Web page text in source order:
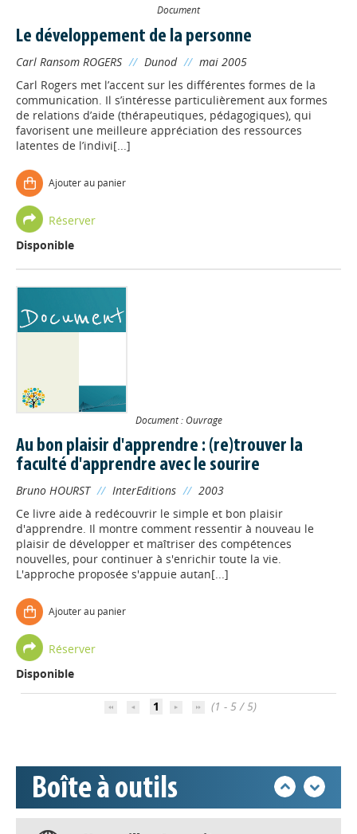
Document
Le développement de la personne
Carl Ransom ROGERS // Dunod // mai 2005
Carl Rogers met l’accent sur les différentes formes de la
communication. Il s’intéresse particulièrement aux formes
de relations d’aide (thérapeutiques, pédagogiques), qui
favorisent une meilleure appréciation des ressources
latentes de l’indivi[...]
Ajouter au panier
Réserver
Disponible
Document : Ouvrage
Au bon plaisir d'apprendre : (re)trouver la
faculté d'apprendre avec le sourire
Bruno HOURST // InterEditions // 2003
Ce livre aide à redécouvrir le simple et bon plaisir
d'apprendre. Il montre comment ressentir à nouveau le
plaisir de développer et maîtriser des compétences
nouvelles, pour continuer à s'enrichir toute la vie.
L'approche proposée s'appuie autan[...]
Ajouter au panier
Réserver
Disponible
1 (1 - 5 / 5)
Boîte à outils
Appels à projets
Accéder à son compte - (Se
Base documentaire